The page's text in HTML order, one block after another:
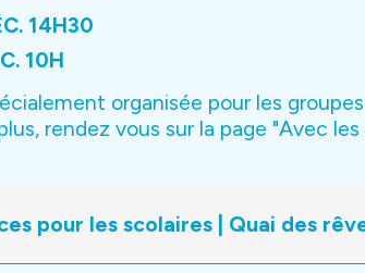
14H30
10H
organisée pour les
rendez vous sur la page "Avec les
pour les scolaires | Quai des